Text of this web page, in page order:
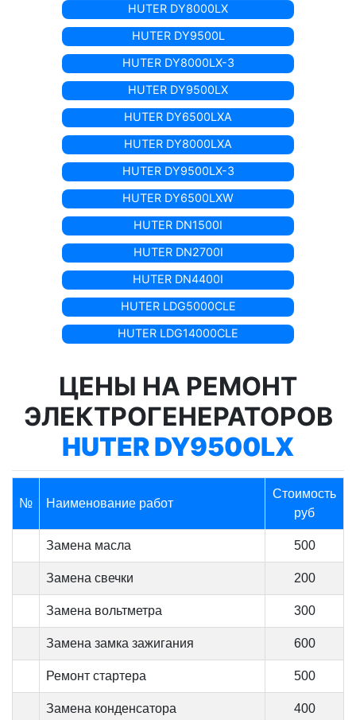
HUTER DY8000LX
HUTER DY9500L
HUTER DY8000LX-3
HUTER DY9500LX
HUTER DY6500LXA
HUTER DY8000LXA
HUTER DY9500LX-3
HUTER DY6500LXW
HUTER DN1500I
HUTER DN2700I
HUTER DN4400I
HUTER LDG5000CLE
HUTER LDG14000CLE
ЦЕНЫ НА РЕМОНТ
ЭЛЕКТРОГЕНЕРАТОРОВ
HUTER DY9500LX
№ Наименование работ
Стоимость
руб
Замена масла 500
Замена свечки 200
Замена вольтметра 300
Замена замка зажигания 600
Ремонт стартера 500
Замена конденсатора 400